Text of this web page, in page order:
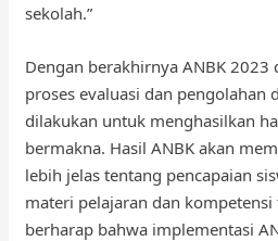
sekolah.”
Dengan berakhirnya ANBK
proses evaluasi dan pengolahan
dilakukan untuk menghasilkan
bermakna. Hasil ANBK akan
lebih jelas tentang pencapaian
materi pelajaran dan
berharap bahwa implementasi